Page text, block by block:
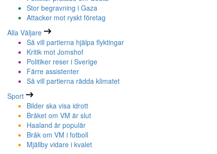
Stor begravning i Gaza
Attacker mot ryskt företag
Alla Väljare
Så vill partierna hjälpa flyktingar
Kritik mot Jomshof
Politiker reser i Sverige
Färre assistenter
Så vill partierna rädda klimatet
Sport
Bilder ska visa idrott
Bråket om VM är slut
Haaland är populär
Bråk om VM i fotboll
Mjällby vidare i kvalet